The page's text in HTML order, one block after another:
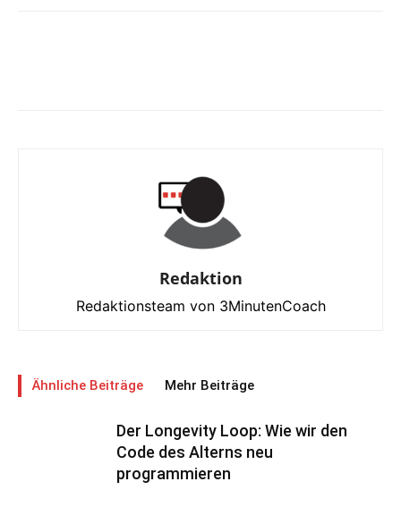
Redaktion
Redaktionsteam von 3MinutenCoach
Ähnliche Beiträge Mehr Beiträge
Der Longevity Loop: Wie wir den
Code des Alterns neu
programmieren